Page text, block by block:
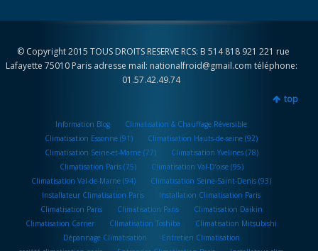
© Copyright 2015 TOUS DROITS RESERVE RCS: B 514 818 921 221 rue
Lafayette 75010 Paris adresse mail: nationalfroid@gmail.com téléphone:
01.57.42.49.74
top
Information Blog
Climatisation & Chauffage Réversible
Climatisation Essonne (91)
Climatisation Hauts-de-seine (92)
Climatisation Seine-et-Marne (77)
Climatisation Yvelines (78)
Climatisation Paris (75)
Climatisation Val-D’oise (95)
Climatisation Val-de-Marne (94)
Climatisation Seine-Saint-Denis (93)
Installateur Climatisation Paris
Installation Climatisation Paris
Climatisation Paris
Climatisation Paris
Climatisation Daikin
Climatisation Carrier
Climatisation Toshiba
Climatisation Mitsubishi
Dépannage Climatisation
Entretien Climatisation